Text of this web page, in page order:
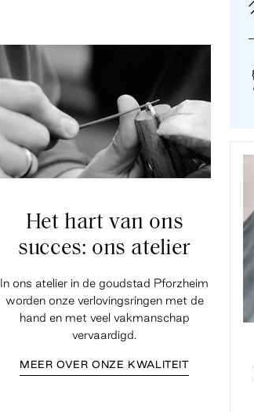
Het hart van ons
succes: ons atelier
In ons atelier in de goudstad Pforzheim
worden onze verlovingsringen met de
hand en met veel vakmanschap
vervaardigd.
MEER OVER ONZE KWALITEIT